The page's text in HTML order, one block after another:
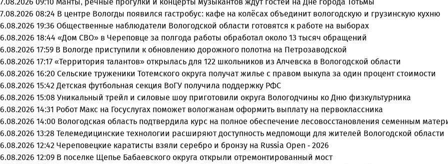
7.08.2026 08:24 В центре Вологды появился гастробус: кафе на колёсах объединит вологодскую и грузинскую кухню
6.08.2026 19:36 Общественные наблюдатели Вологодской области готовятся к работе на выборах
6.08.2026 18:44 «Дом СВО» в Череповце за полгода работы обработал около 13 тысяч обращений
6.08.2026 17:59 В Вологде приступили к обновлению дорожного полотна на Петрозаводской
6.08.2026 17:17 «Территория талантов» открылась для 122 школьников из Алчевска в Вологодской области
6.08.2026 16:20 Сельские труженики Тотемского округа получат жилье с правом выкупа за один процент стоимости
6.08.2026 15:42 Детская футбольная секция ВоГУ получила поддержку РФС
6.08.2026 15:08 Уникальный трейл и силовые шоу приготовили округа Вологодчины ко Дню физкультурника
6.08.2026 14:31 Робот Макс на Госуслугах поможет вологжанам оформить выплату на первоклассника
6.08.2026 14:00 Вологодская область подтвердила курс на полное обеспечение лесовосстановления семенным
6.08.2026 13:28 Телемедицинские технологии расширяют доступность медпомощи для жителей Вологодской области
6.08.2026 12:42 Череповецкие каратисты взяли серебро и бронзу на Russia Open - 2026
6.08.2026 12:09 В поселке Щепье Бабаевского округа открыли отремонтированный мост